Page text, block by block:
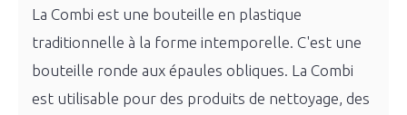
La Combi est une bouteille en plastique
traditionnelle à la forme intemporelle. C'est une
bouteille ronde aux épaules obliques. La Combi
est utilisable pour des produits de nettoyage, des